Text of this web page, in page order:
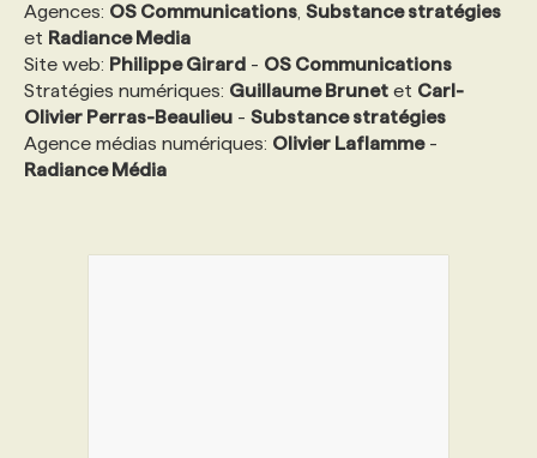
Agences: OS Communications Substance stratégies
et Radiance Media
Site web: Philippe Girard - OS Communications
Stratégies numériques: Guillaume Brunet et Carl-
Olivier Perras-Beaulieu - Substance stratégies
Agence médias numériques: Olivier Laflamme-
Radiance Média